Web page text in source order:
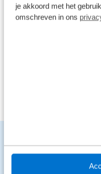
je akkoord met het
omschreven in ons
3
Stuur een